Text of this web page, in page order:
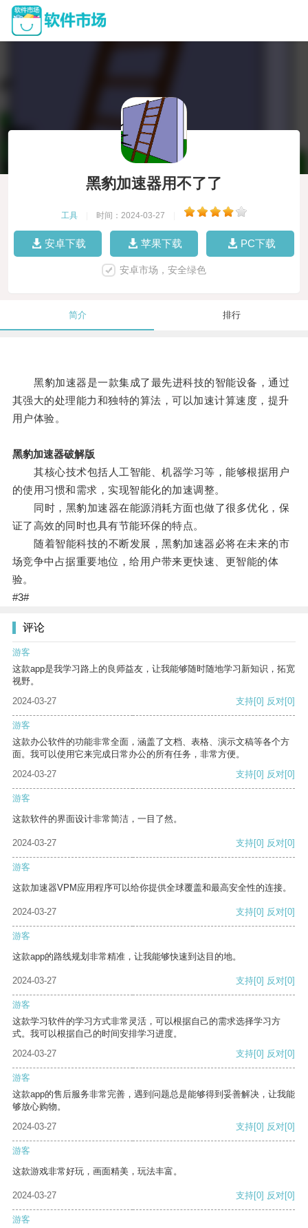
黑豹加速器用不了了
工具 时间：2024-03-27
安卓下载 苹果下载 PC下载
安卓市场，安全绿色
简介 排行
黑豹加速器是一款集成了最先进科技的智能设备，通过
其强大的处理能力和独特的算法，可以加速计算速度，提升
用户体验。
黑豹加速器破解版
其核心技术包括人工智能、机器学习等，能够根据用户
的使用习惯和需求，实现智能化的加速调整。
同时，黑豹加速器在能源消耗方面也做了很多优化，保
证了高效的同时也具有节能环保的特点。
随着智能科技的不断发展，黑豹加速器必将在未来的市
场竞争中占据重要地位，给用户带来更快速、更智能的体
验。
#3#
评论
游客
这款app是我学习路上的良师益友，让我能够随时随地学习新知识，拓宽
视野。
2024-03-27
支持[0] 反对[0]
游客
这款办公软件的功能非常全面，涵盖了文档、表格、演示文稿等各个方
面。我可以使用它来完成日常办公的所有任务，非常方便。
2024-03-27
支持[0] 反对[0]
游客
这款软件的界面设计非常简洁，一目了然。
2024-03-27 支持[0] 反对[0]
游客
这款加速器VPM应用程序可以给你提供全球覆盖和最高安全性的连接。
2024-03-27 支持[0] 反对[0]
游客
这款app的路线规划非常精准，让我能够快速到达目的地。
2024-03-27 支持[0] 反对[0]
游客
这款学习软件的学习方式非常灵活，可以根据自己的需求选择学习方
式。我可以根据自己的时间安排学习进度。
2024-03-27
支持[0] 反对[0]
游客
这款app的售后服务非常完善，遇到问题总是能够得到妥善解决，让我能
够放心购物。
2024-03-27
支持[0] 反对[0]
游客
这款游戏非常好玩，画面精美，玩法丰富。
2024-03-27 支持[0] 反对[0]
游客